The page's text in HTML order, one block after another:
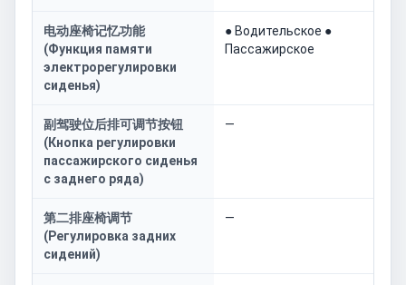
电动座椅记忆功能
(Функция памяти
электрорегулировки
сиденья)
● Водительское ●
Пассажирское
副驾驶位后排可调节按钮
(Кнопка регулировки
пассажирского сиденья
с заднего ряда)
—
第二排座椅调节
(Регулировка задних
сидений)
—